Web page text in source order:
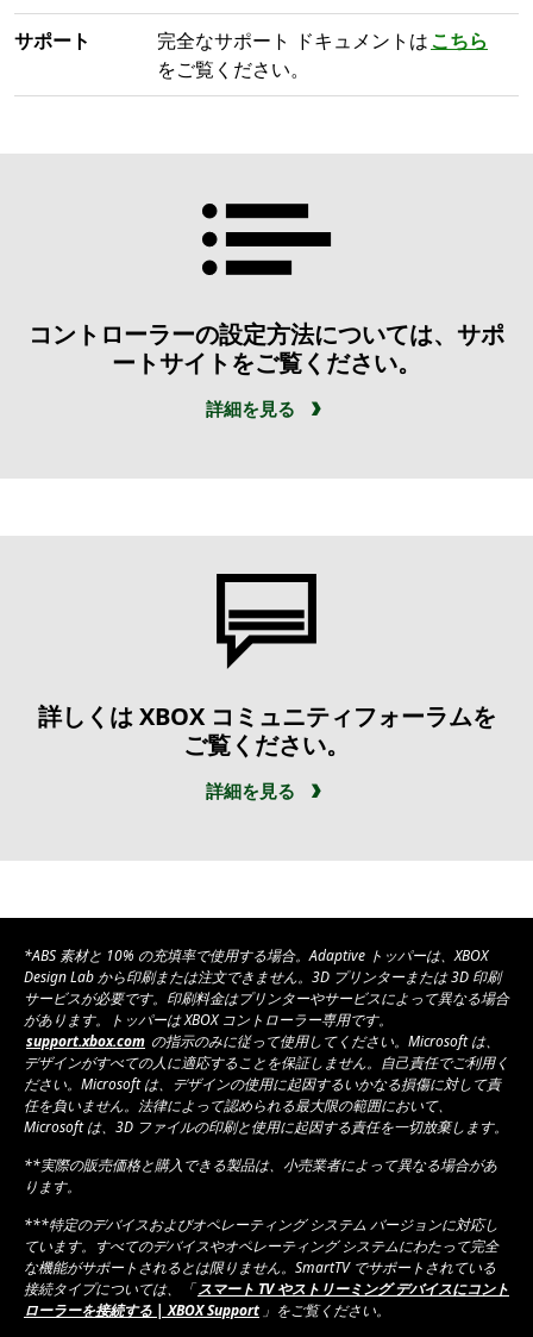
サポート 完全なサポート ドキュメントは こちら
をご覧ください。
コントローラーの設定方法については、サポ
ートサイトをご覧ください。
詳細を見る
詳しくは XBOX コミュニティフォーラムを
ご覧ください。
詳細を見る
*ABS 素材と 10% の充填率で使用する場合。Adaptive トッパーは、XBOX
Design Lab から印刷または注文できません。3D プリンターまたは 3D 印刷
サービスが必要です。印刷料金はプリンターやサービスによって異なる場合
があります。トッパーは XBOX コントローラー専用です。
support.xbox.com の指示のみに従って使用してください。Microsoft は、
デザインがすべての人に適応することを保証しません。自己責任でご利用く
ださい。Microsoft は、デザインの使用に起因するいかなる損傷に対して責
任を負いません。法律によって認められる最大限の範囲において、
Microsoft は、3D ファイルの印刷と使用に起因する責任を一切放棄します。
**実際の販売価格と購入できる製品は、小売業者によって異なる場合があ
ります。
***特定のデバイスおよびオペレーティング システム バージョンに対応し
ています。すべてのデバイスやオペレーティング システムにわたって完全
な機能がサポートされるとは限りません。SmartTV でサポートされている
接続タイプについては、「スマート TV やストリーミング デバイスにコント
ローラーを接続する | XBOX Support 」をご覧ください。